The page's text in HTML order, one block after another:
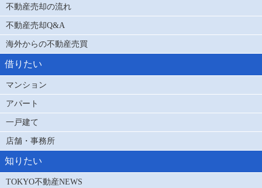
不動産売却の流れ
不動産売却Q&A
海外からの不動産売買
借りたい
マンション
アパート
一戸建て
店舗・事務所
知りたい
TOKYO不動産NEWS